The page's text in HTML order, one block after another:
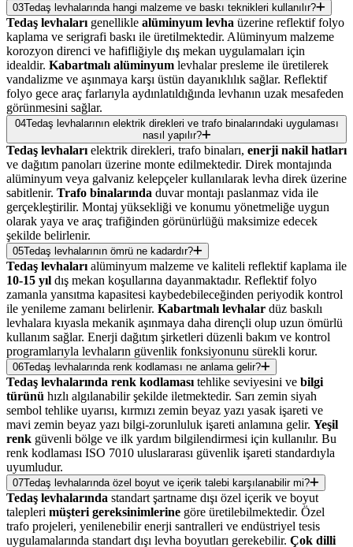
03Tedaş levhalarında hangi malzeme ve baskı teknikleri kullanılır?
Tedaş levhalarıgenellikle alüminyum levha üzerine reflektif folyo
kaplama ve serigrafi baskı ile üretilmektedir. Alüminyum malzeme
korozyon direnci ve hafifliğiyle dış mekan uygulamaları için
idealdir. Kabartmalı alüminyum levhalar presleme ile üretilerek
vandalizme ve aşınmaya karşı üstün dayanıklılık sağlar. Reflektif
folyo gece araç farlarıyla aydınlatıldığında levhanın uzak mesafeden
görünmesini sağlar.
04Tedaş levhalarının elektrik direkleri ve trafo binalarındaki uygulaması
nasıl yapılır?
Tedaş levhalarıelektrik direkleri, trafo binaları, enerji nakil hatları
ve dağıtım panoları üzerine monte edilmektedir. Direk montajında
alüminyum veya galvaniz kelepçeler kullanılarak levha direk üzerine
sabitlenir. Trafo binalarında duvar montajı paslanmaz vida ile
gerçekleştirilir. Montaj yüksekliği ve konumu yönetmeliğe uygun
olarak yaya ve araç trafiğinden görünürlüğü maksimize edecek
şekilde belirlenir.
05Tedaş levhalarının ömrü ne kadardır?
Tedaş levhalarıalüminyum malzeme ve kaliteli reflektif kaplama ile
10-15 yıl dış mekan koşullarına dayanmaktadır. Reflektif folyo
zamanla yansıtma kapasitesi kaybedebileceğinden periyodik kontrol
ile yenileme zamanı belirlenir. Kabartmalı levhalar düz baskılı
levhalara kıyasla mekanik aşınmaya daha dirençli olup uzun ömürlü
kullanım sağlar. Enerji dağıtım şirketleri düzenli bakım ve kontrol
programlarıyla levhaların güvenlik fonksiyonunu sürekli korur.
06Tedaş levhalarında renk kodlaması ne anlama gelir?
Tedaş levhalarında renk kodlamasıtehlike seviyesini ve bilgi
türünü hızlı algılanabilir şekilde iletmektedir. Sarı zemin siyah
sembol tehlike uyarısı, kırmızı zemin beyaz yazı yasak işareti ve
mavi zemin beyaz yazı bilgi-zorunluluk işareti anlamına gelir. Yeşil
renk güvenli bölge ve ilk yardım bilgilendirmesi için kullanılır. Bu
renk kodlaması ISO 7010 uluslararası güvenlik işareti standardıyla
uyumludur.
07Tedaş levhalarında özel boyut ve içerik talebi karşılanabilir mi?
Tedaş levhalarında standart şartname dışı özel içerik ve boyut
talepleri müşteri gereksinimlerine göre üretilebilmektedir. Özel
trafo projeleri, yenilenebilir enerji santralleri ve endüstriyel tesis
uygulamalarında standart dışı levha boyutları gerekebilir. Çok dilli